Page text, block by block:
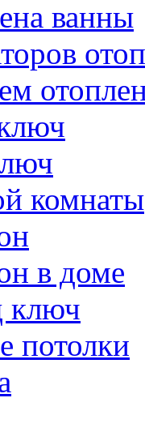
ванны
комнаты
в доме
ключ
потолки